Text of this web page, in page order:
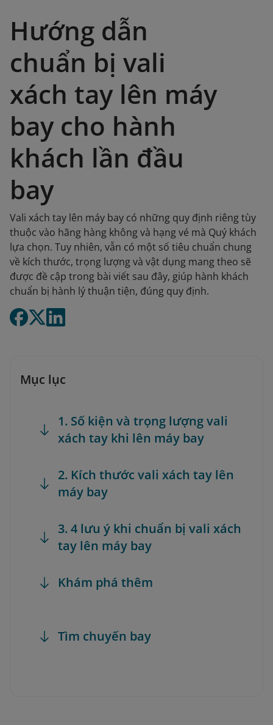
Hướng dẫn
chuẩn bị vali
xách tay lên máy
bay cho hành
khách lần đầu
bay
Vali xách tay lên máy bay có những quy định riêng tùy
thuộc vào hãng hàng không và hạng vé mà Quý khách
lựa chọn. Tuy nhiên, vẫn có một số tiêu chuẩn chung
về kích thước, trọng lượng và vật dụng mang theo sẽ
được đề cập trong bài viết sau đây, giúp hành khách
chuẩn bị hành lý thuận tiện, đúng quy định.
Mục lục
1. Số kiện và trọng lượng vali
xách tay khi lên máy bay
2. Kích thước vali xách tay lên
máy bay
3. 4 lưu ý khi chuẩn bị vali xách
tay lên máy bay
Khám phá thêm
Tìm chuyến bay